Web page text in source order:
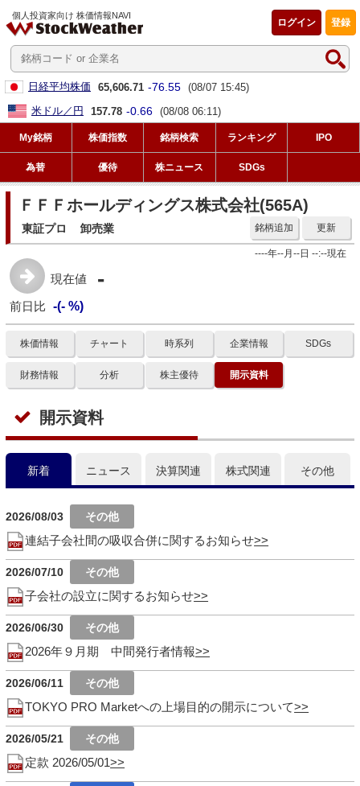
個人投資家向け 株価情報NAVI
登録
ログイン
日経平均株価 65,606.71 -76.55 (08/07 15:45)
米ドル／円
157.78 -0.66 (08/08 06:11)
My銘柄 株価指数 銘柄検索 ランキング IPO
為替 優待 株ニュース SDGs
ＦＦＦホールディングス株式会社(565A)
東証プロ 卸売業 更新
銘柄追加
----年--月--日 --:--現在
現在値 -
前日比 -(- %)
株価情報 チャート 時系列 企業情報 SDGs
財務情報 分析 株主優待 開示資料
開示資料
新着 ニュース 決算関連 株式関連 その他
2026/08/03
連結子会社間の吸収合併に関するお知らせ
2026/07/10
子会社の設立に関するお知らせ
2026/06/30
2026年９月期 中間発行者情報
2026/06/11
TOKYO PRO Marketへの上場目的の開示について
2026/05/21
定款 2026/05/01